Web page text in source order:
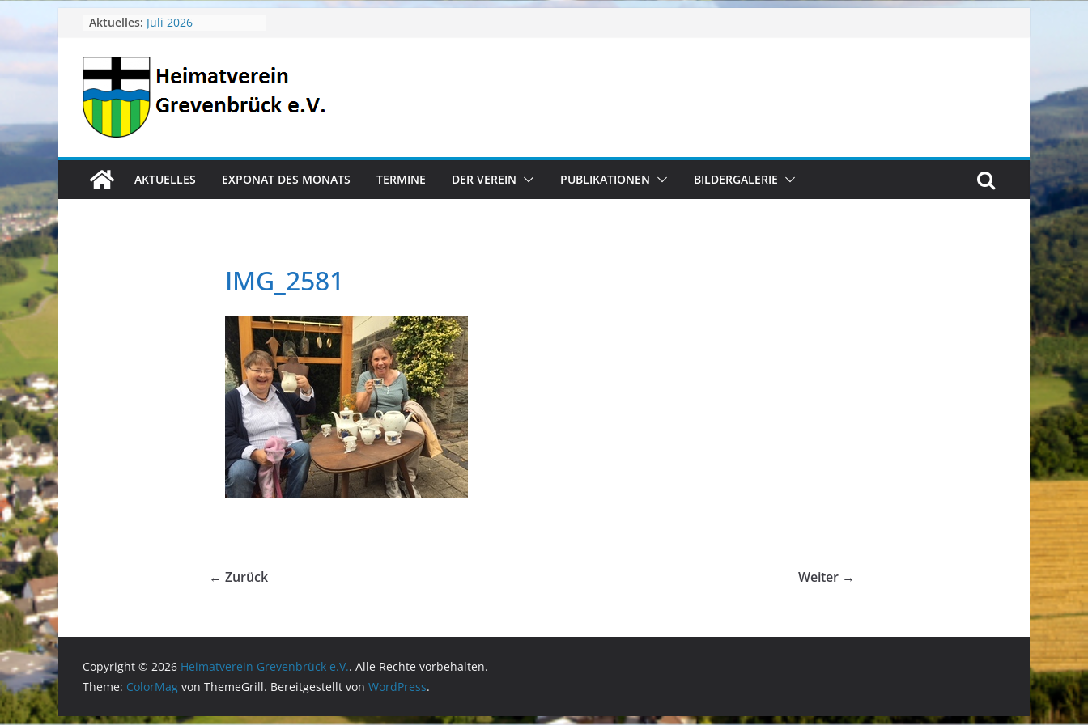
springen
Aktuelles:
April 2026
Juli 2026
Mai 2026
Heimatverein aktuell
AKTUELLES EXPONAT DES MONATS TERMINE DER VEREIN PUBLIKATIONEN BILDERGALERIE
IMG_2581
← Zurück Weiter →
Copyright © 2026 Heimatverein Grevenbrück e.V.. Alle Rechte vorbehalten.
Theme: ColorMag von ThemeGrill. Bereitgestellt von WordPress.